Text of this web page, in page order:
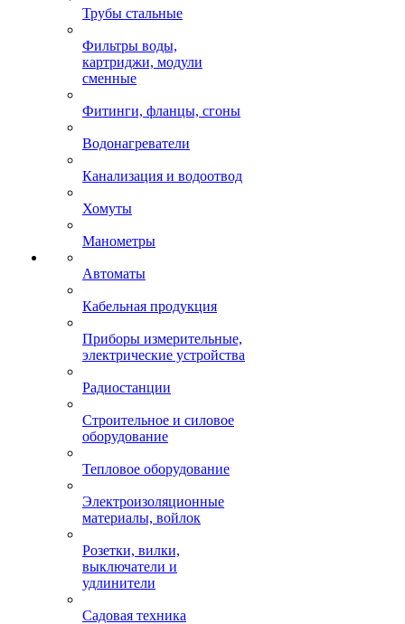
Трубы стальные
Фильтры воды,
картриджи, модули
сменные
Фитинги, фланцы, сгоны
Водонагреватели
Канализация и водоотвод
Хомуты
Манометры
Автоматы
Кабельная продукция
Приборы измерительные,
электрические устройства
Радиостанции
Строительное и силовое
оборудование
Тепловое оборудование
Электроизоляционные
материалы, войлок
Розетки, вилки,
выключатели и
удлинители
Садовая техника